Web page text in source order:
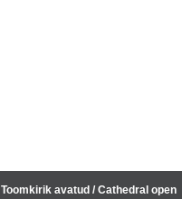
Toomkirik avatud / Cathedral open